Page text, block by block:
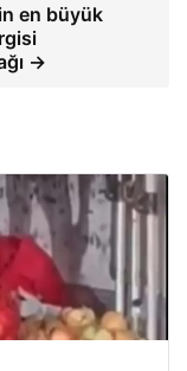
en büyük
→